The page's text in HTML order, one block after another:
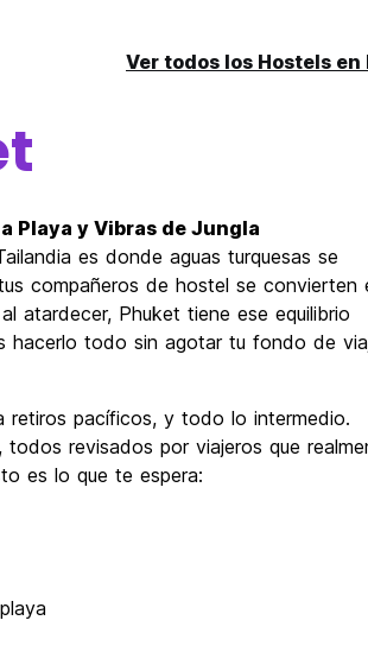
Ver todos los Hostels
Playa y Vibras de Jungla
es donde aguas turquesas se
compañeros de hostel se convierten
atardecer, Phuket tiene ese equilibrio
hacerlo todo sin agotar tu fondo de
pacíficos, y todo lo intermedio.
revisados por viajeros que
es lo que te espera: